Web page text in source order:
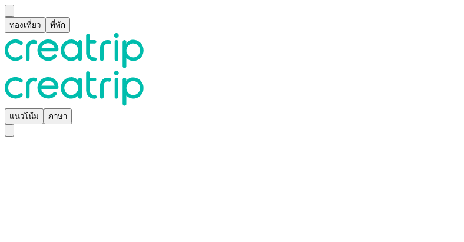
ท่องเที่ยว ที่พัก
แนวโน้ม ภาษา